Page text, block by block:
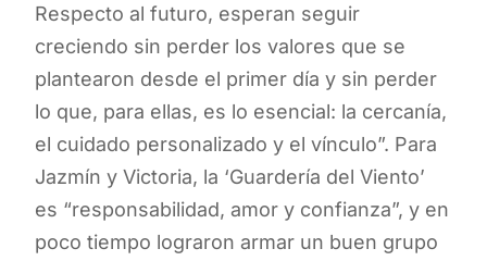
Respecto al futuro, esperan seguir
creciendo sin perder los valores que se
plantearon desde el primer día y sin perder
lo que, para ellas, es lo esencial: la cercanía,
el cuidado personalizado y el vínculo”. Para
Jazmín y Victoria, la ‘Guardería del Viento’
es “responsabilidad, amor y confianza”, y en
poco tiempo lograron armar un buen grupo